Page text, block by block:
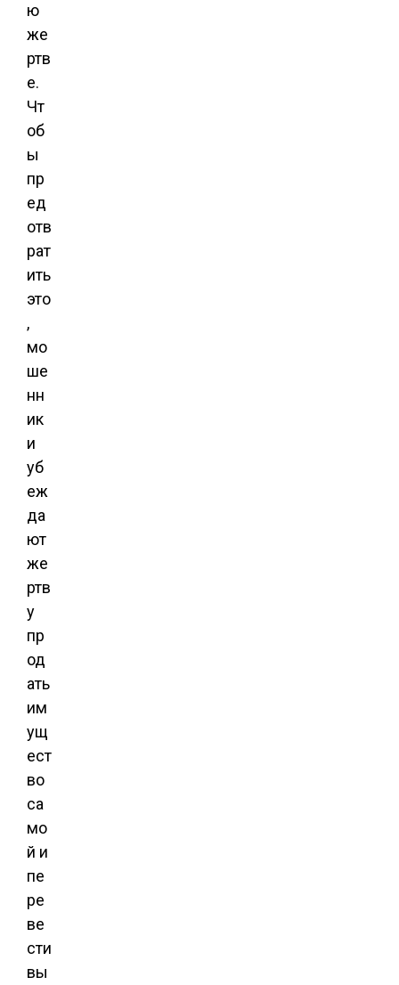
ю
же
ртв
е.
Чт
об
ы
пр
ед
отв
рат
ить
это
,
мо
ше
нн
ик
и
уб
еж
да
ют
же
ртв
у
пр
од
ать
им
ущ
ест
во
са
мо
й и
пе
ре
ве
сти
вы